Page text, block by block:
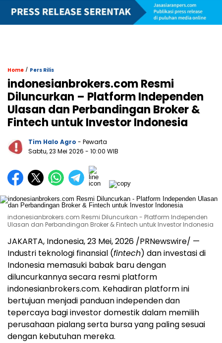
Home / Pers Rilis
indonesianbrokers.com Resmi
Diluncurkan – Platform Independen
Ulasan dan Perbandingan Broker &
Fintech untuk Investor Indonesia
Tim Halo Agro - Pewarta
Sabtu, 23 Mei 2026 - 10:00 WIB
indonesianbrokers.com Resmi Diluncurkan - Platform Independen
Ulasan dan Perbandingan Broker & Fintech untuk Investor Indonesia
JAKARTA, Indonesia,23 Mei, 2026 /PRNewswire/ —
Industri teknologi finansial (fintech) dan investasi di
Indonesia memasuki babak baru dengan
diluncurkannya secara resmi platform
indonesianbrokers.com. Kehadiran platform ini
bertujuan menjadi panduan independen dan
tepercaya bagi investor domestik dalam memilih
perusahaan pialang serta bursa yang paling sesuai
dengan kebutuhan mereka.